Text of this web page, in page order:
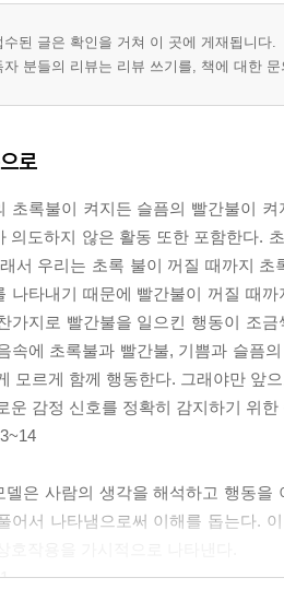
수된 글은 확인을 거쳐 이 곳에 게재됩니다.
자 분들의 리뷰는 리뷰 쓰기를, 책에 대한
로
초록불이 켜지든 슬픔의 빨간불이
의도하지 않은 활동 또한 포함한다.
서 우리는 초록 불이 꺼질 때까지
나타내기 때문에 빨간불이 꺼질 때
가지로 빨간불을 일으킨 행동이 조
속에 초록불과 빨간불, 기쁨과 슬픔
모르게 함께 행동한다. 그래야만 앞
운 감정 신호를 정확히 감지하기 위
델은 사람의 생각을 해석하고 행동을
어서 나타냄으로써 이해를 돕는다.